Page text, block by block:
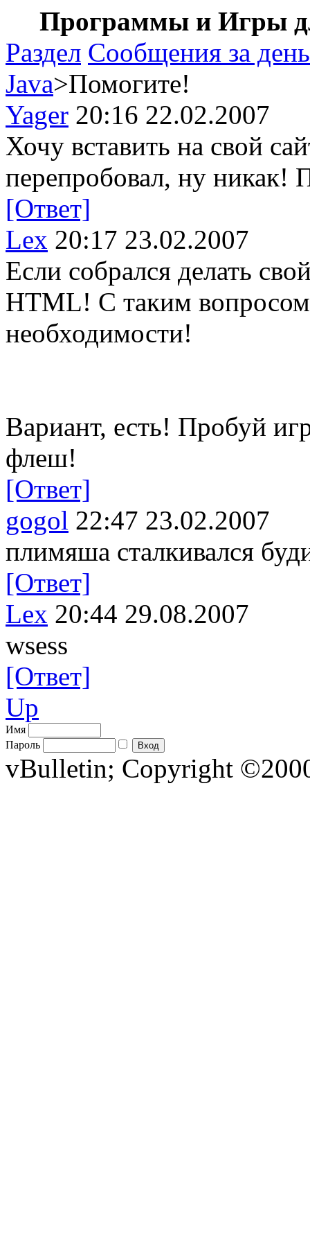
Программы и Игры
Раздел Сообщения за день
Java>Помогите!
Yager 20:16 22.02.2007
Хочу вставить на свой
перепробовал, ну
[Ответ]
Lex 20:17 23.02.2007
Если собрался делать
HTML! С таким вопросом
необходимости!
Вариант, есть! Пробуй
флеш!
[Ответ]
gogol 22:47 23.02.2007
плимяша сталкивался
[Ответ]
Lex 20:44 29.08.2007
wsess
[Ответ]
Up
Имя
Пароль
vBulletin; Copyright